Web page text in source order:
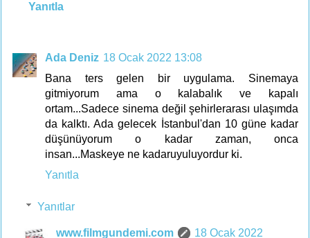
Yanıtla
Ada Deniz 18 Ocak 2022 13:08
Bana ters gelen bir uygulama. Sinemaya
gitmiyorum ama o kalabalık ve kapalı
ortam...Sadece sinema değil şehirlerarası ulaşımda
da kalktı. Ada gelecek İstanbul'dan 10 güne kadar
düşünüyorum o kadar zaman, onca
insan...Maskeye ne kadaruyuluyordur ki.
Yanıtla
Yanıtlar
www.filmgundemi.com
18 Ocak 2022